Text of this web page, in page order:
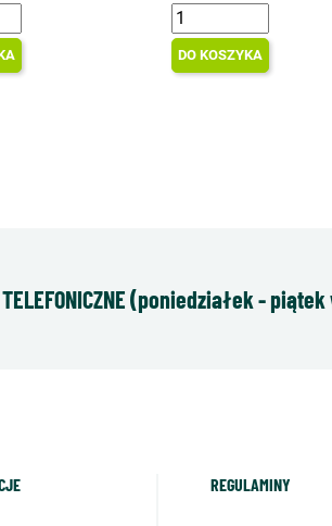
DO KOSZYKA
TELEFONICZNE (poniedziałek -
REGULAMINY